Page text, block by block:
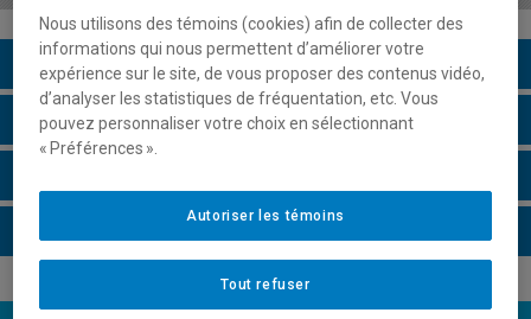
Description du cours
Horaire - Été 2026
Nous utilisons des témoins (cookies) afin de collecter des
informations qui nous permettent d’améliorer votre
expérience sur le site, de vous proposer des contenus vidéo,
d’analyser les statistiques de fréquentation, etc. Vous
pouvez personnaliser votre choix en sélectionnant
« Préférences ».
Tout refuser
Autoriser les témoins